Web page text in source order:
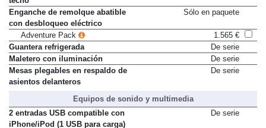
techo
Enganche de remolque abatible
con desbloqueo eléctrico
Adventure Pack
1.565 €
Guantera refrigerada
De serie
Maletero con iluminación
De serie
Mesas plegables en respaldo de
Equipos de sonido y multimedia
2 entradas USB compatible con